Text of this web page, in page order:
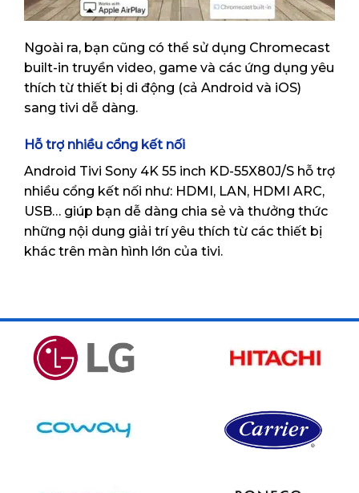
Ngoài ra, bạn cũng có thể sử dụng Chromecast
built-in truyền video, game và các ứng dụng yêu
thích từ thiết bị di động (cả Android và iOS)
sang tivi dễ dàng.
Hỗ trợ nhiều cổng kết nối
Android Tivi Sony 4K 55 inch KD-55X80J/S hỗ trợ
nhiều cổng kết nối như: HDMI, LAN, HDMI ARC,
USB… giúp bạn dễ dàng chia sẻ và thưởng thức
những nội dung giải trí yêu thích từ các thiết bị
khác trên màn hình lớn của tivi.